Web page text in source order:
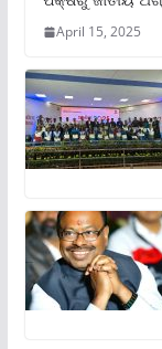
April 15, 2025